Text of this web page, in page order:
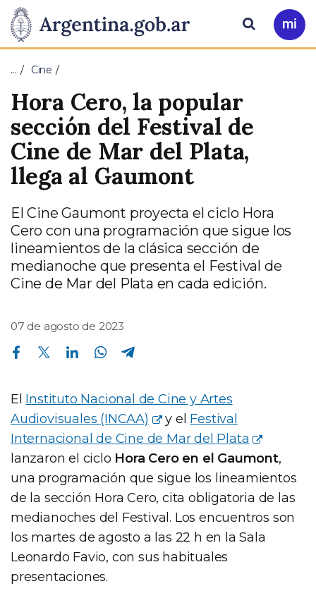
Presidencia
de
la
Nación
Pasar al contenido principal
Ir
a
Buscar
… Cine
Hora Cero, la popular
sección del Festival de
Cine de Mar del Plata,
llega al Gaumont
El Cine Gaumont proyecta el ciclo Hora
Cero con una programación que sigue los
lineamientos de la clásica sección de
medianoche que presenta el Festival de
Cine de Mar del Plata en cada edición.
07 de agosto de 2023
Compartir en Facebook Compartir en Twitter Compartir en Linkedin Compartir en Whatsapp
El Instituto Nacional de Cine y Artes
Audiovisuales (INCAA)
y el Festival
Internacional de Cine de Mar del Plata
lanzaron el ciclo Hora Cero en el Gaumont,
una programación que sigue los lineamientos
de la sección Hora Cero, cita obligatoria de las
medianoches del Festival. Los encuentros son
los martes de agosto a las 22 h en la Sala
Leonardo Favio, con sus habituales
presentaciones.